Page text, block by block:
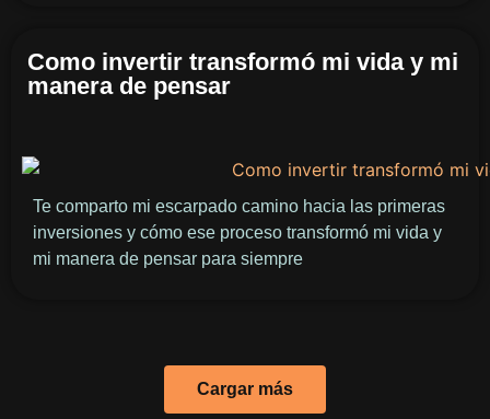
Como invertir transformó mi vida y mi
manera de pensar
Te comparto mi escarpado camino hacia las primeras
inversiones y cómo ese proceso transformó mi vida y
mi manera de pensar para siempre
Cargar más